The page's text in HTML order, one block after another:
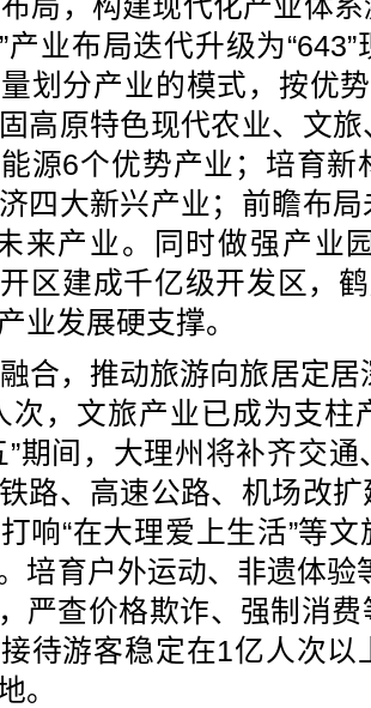
局，构建现代化产业体
产业布局迭代升级为
划分产业的模式，按优
高原特色现代农业、文
源6个优势产业；培育
四大新兴产业；前瞻布
来产业。同时做强产业
区建成千亿级开发区，
业发展硬支撑。
合，推动旅游向旅居定
次，文旅产业已成为支柱
”期间，大理州将补齐交
路、高速公路、机场改
响“在大理爱上生活”等
培育户外运动、非遗体验
严查价格欺诈、强制消
待游客稳定在1亿人次
。